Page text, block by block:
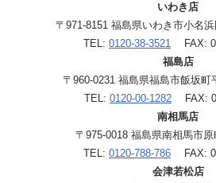
いわき店
〒971-8151 福島県いわき市小名
TEL: 0120-38-3521 FAX:
福島店
〒960-0231 福島県福島市飯坂町
TEL: 0120-00-1282 FAX:
南相馬店
〒975-0018 福島県南相馬市
TEL: 0120-788-786 FAX:
会津若松店